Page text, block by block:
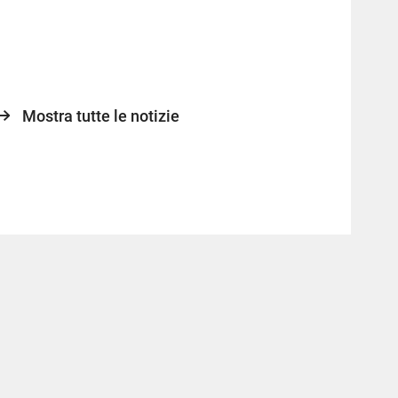
Mostra tutte le notizie